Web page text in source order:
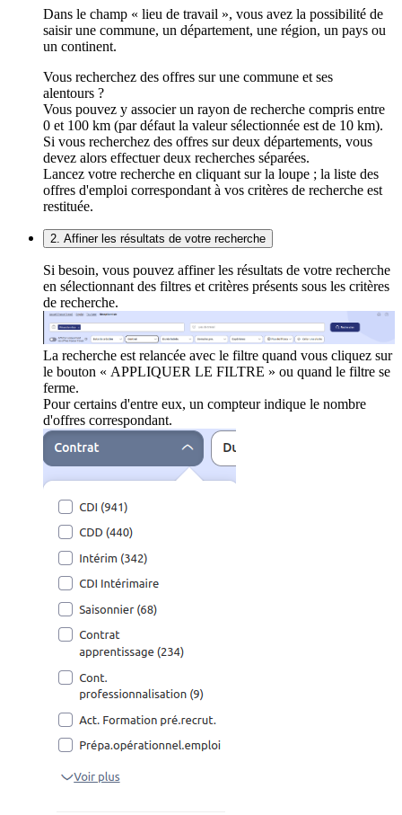
Dans le champ « lieu de travail », vous avez la possibilité de
saisir une commune, un département, une région, un pays ou
un continent.
Vous recherchez des offres sur une commune et ses
alentours ?
Vous pouvez y associer un rayon de recherche compris entre
0 et 100 km (par défaut la valeur sélectionnée est de 10 km).
Si vous recherchez des offres sur deux départements, vous
devez alors effectuer deux recherches séparées.
Lancez votre recherche en cliquant sur la loupe ; la liste des
offres d'emploi correspondant à vos critères de recherche est
restituée.
2. Affiner les résultats de votre recherche
Si besoin, vous pouvez affiner les résultats de votre recherche
en sélectionnant des filtres et critères présents sous les critères
de recherche.
La recherche est relancée avec le filtre quand vous cliquez sur
le bouton « APPLIQUER LE FILTRE » ou quand le filtre se
ferme.
Pour certains d'entre eux, un compteur indique le nombre
d'offres correspondant.